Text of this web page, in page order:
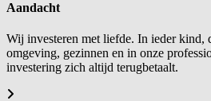
Aandacht
Wij investeren met liefde. In ieder kind,
omgeving, gezinnen en in onze
investering zich altijd terugbetaalt.